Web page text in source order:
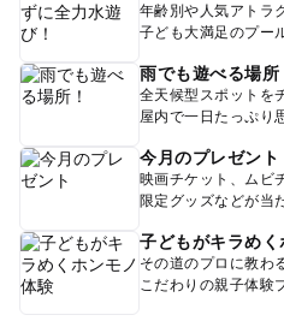
年齢別や人気アトラ
子ども大満足のプー
雨でも遊べる場所
全天候型スポットを
屋内で一日たっぷり
今月のプレゼント
映画チケット、ムビ
限定グッズなどが当
子どもがキラめ
その道のプロに教わ
こだわりの親子体験